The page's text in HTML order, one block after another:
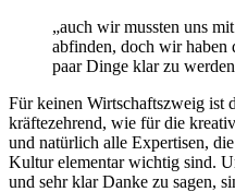
„auch wir mussten uns
abfinden, doch wir haben
paar Dinge klar zu
Für keinen Wirtschaftszweig ist
kräftezehrend, wie für die
und natürlich alle Expertisen,
Kultur elementar wichtig sind.
und sehr klar Danke zu sagen,